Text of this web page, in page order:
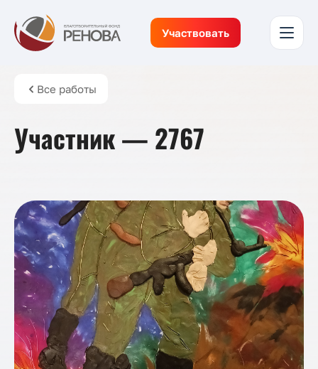
Участвовать
Все работы
Участник — 2767